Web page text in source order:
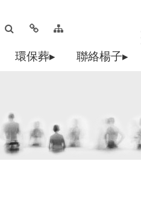
環保葬▸ 聯絡楊子▸